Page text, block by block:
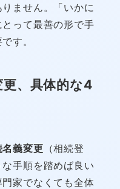
ません。「いかに
って最善の形で手
す。
、具体的な4
義変更 （相続登
手順を踏めば良い
家でなくても全体